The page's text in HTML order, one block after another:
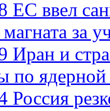
ЕС ввел
за
Иран и
по
Россия